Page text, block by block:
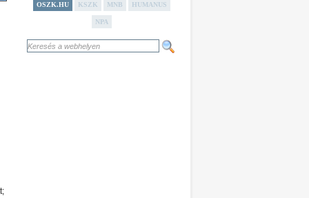
OSZK.HU KSZK MNB HUMANUS
NPA